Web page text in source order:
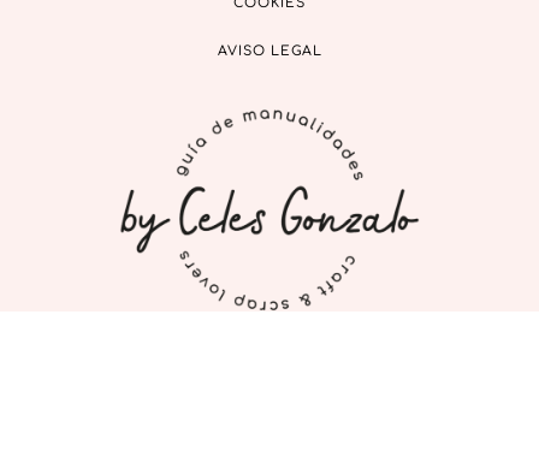
COOKIES
AVISO LEGAL